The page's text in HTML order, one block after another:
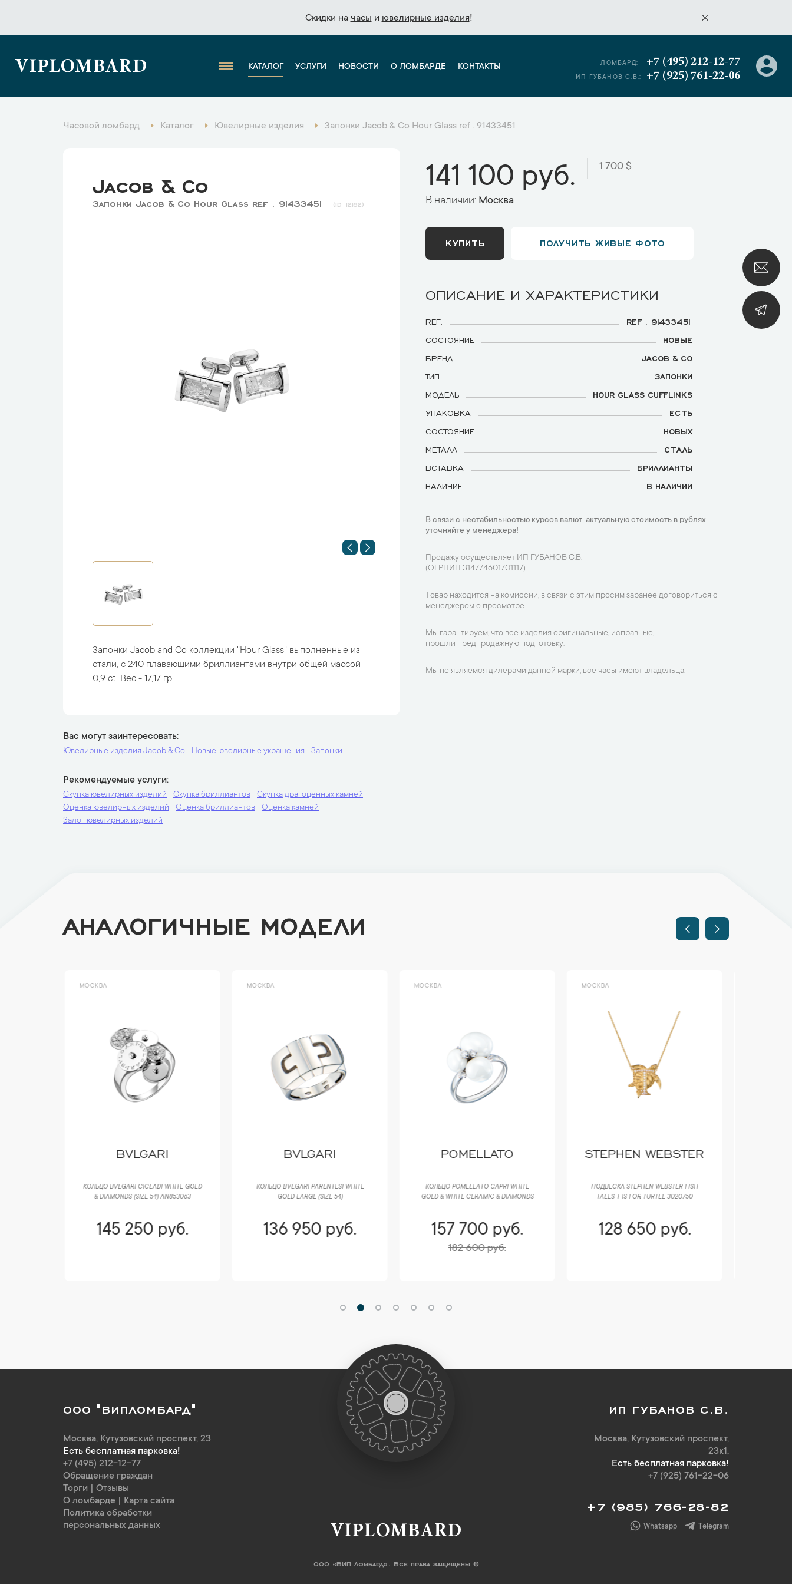
Скидки на часы и ювелирные изделия!
Скидки на часы и ювелирные изделия!
VIPLOMBARD КАТАЛОГ УСЛУГИ НОВОСТИ О ЛОМБАРДЕ КОНТАКТЫ ЛОМБАРД: +7 (495) 212-12-77
ИП ГУБАНОВ С.В.: +7 (925) 761-22-06
Часовой ломбард Каталог Ювелирные изделия Запонки Jacob & Co Hour Glass ref . 91433451
Jacob & Co
Запонки Jacob & Co Hour Glass ref . 91433451 12182
Запонки Jacob and Co коллекции "Hour Glass" выполненные из
стали, с 240 плавающими бриллиантами внутри общей массой
0,9 ct. Вес - 17,17 гр.
Вас могут заинтересовать
Ювелирные изделия Jacob & Co Новые ювелирные украшения Запонки
Рекомендуемые услуги
Скупка ювелирных изделий Скупка бриллиантов
Скупка драгоценных камней
Оценка ювелирных изделий
Оценка бриллиантов
Оценка камней
Залог ювелирных изделий
141 100 руб. 1 700 $
В наличии: Москва
КУПИТЬ ПОЛУЧИТЬ ЖИВЫЕ ФОТО
ОПИСАНИЕ И ХАРАКТЕРИСТИКИ
REF.
REF . 91433451
СОСТОЯНИЕ
НОВЫЕ
БРЕНД
JACOB & CO
ТИП
ЗАПОНКИ
МОДЕЛЬ
HOUR GLASS CUFFLINKS
УПАКОВКА
ЕСТЬ
СОСТОЯНИЕ
НОВЫХ
МЕТАЛЛ
СТАЛЬ
ВСТАВКА
БРИЛЛИАНТЫ
НАЛИЧИЕ
В НАЛИЧИИ
В связи с нестабильностью курсов валют, актуальную стоимость в рублях
уточняйте у менеджера!
Продажу осуществляет ИП ГУБАНОВ С.В.
(ОГРНИП 314774601701117)
Товар находится на комиссии, в связи с этим просим заранее договориться с
менеджером о просмотре.
Мы гарантируем, что все изделия оригинальные, исправные,
прошли предпродажную подготовку.
Мы не являемся дилерами данной марки, все часы имеют владельца.
АНАЛОГИЧНЫЕ МОДЕЛИ
МОСКВА
BVLGARI
КОЛЬЦО BVLGARI CICLADI WHITE GOLD
& DIAMONDS (SIZE 54) AN853063
145 250 руб.
МОСКВА
BVLGARI
КОЛЬЦО BVLGARI PARENTESI WHITE
GOLD LARGE (SIZE 54)
136 950 руб.
МОСКВА
POMELLATO
КОЛЬЦО POMELLATO CAPRI WHITE
GOLD & WHITE CERAMIC & DIAMONDS
157 700 руб.
182 600 руб.
МОСКВА
STEPHEN WEBSTER
ПОДВЕСКА STEPHEN WEBSTER FISH
TALES T IS FOR TURTLE 3020750
128 650 руб.
ООО "ВИПЛОМБАРД"
Москва, Кутузовский проспект, 23
Есть бесплатная парковка!
+7 (495) 212-12-77
Обращение граждан
Торги
Отзывы
О ломбарде
Карта сайта
Политика обработки
персональных данных
ИП ГУБАНОВ С.В.
Москва, Кутузовский проспект,
23к1,
Есть бесплатная парковка!
+7 (925) 761-22-06
+7 (985) 766-28-82
Whatsapp Telegram
VIPLOMBARD
ООО «ВИП Ломбард». Все права защищены ©